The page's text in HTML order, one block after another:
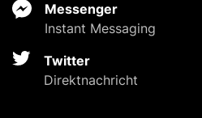
Messenger
Instant Messaging
Twitter
Direktnachricht